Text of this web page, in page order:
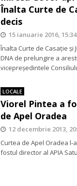
Înalta Curte de
decis
15 ianuarie 2016, 15:34
Înalta Curte de Casație
DNA de prelungire a
vicepreședintele
LOCALE
Viorel Pintea a
de Apel Oradea
12 decembrie 2013,
Curtea de Apel Oradea
fostul director al APIA